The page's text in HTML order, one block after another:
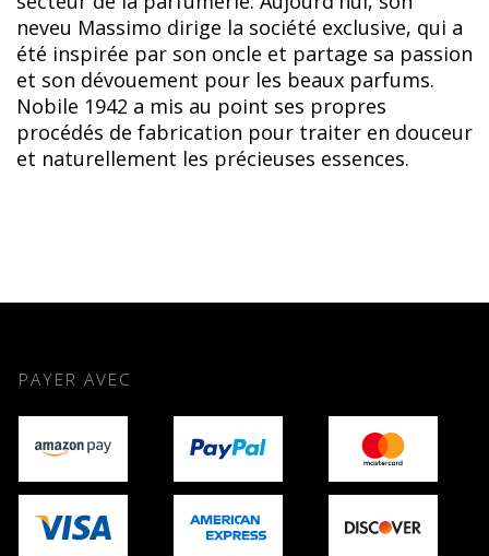
neveu Massimo dirige la société exclusive, qui a
été inspirée par son oncle et partage sa passion
et son dévouement pour les beaux parfums.
Nobile 1942 a mis au point ses propres
procédés de fabrication pour traiter en douceur
et naturellement les précieuses essences.
PAYER AVEC